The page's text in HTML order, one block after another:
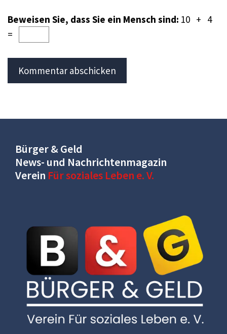
Beweisen Sie, dass Sie ein Mensch sind: 10 + 4
=
Bürger & Geld
News- und Nachrichtenmagazin
Verein Für soziales Leben e. V.